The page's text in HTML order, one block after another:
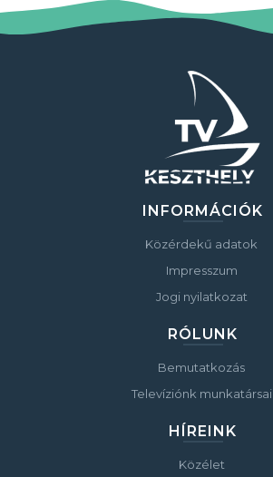
INFORMÁCIÓK
Közérdekű adatok
Impresszum
Jogi nyilatkozat
RÓLUNK
Bemutatkozás
Televíziónk munkatársai
HÍREINK
Közélet